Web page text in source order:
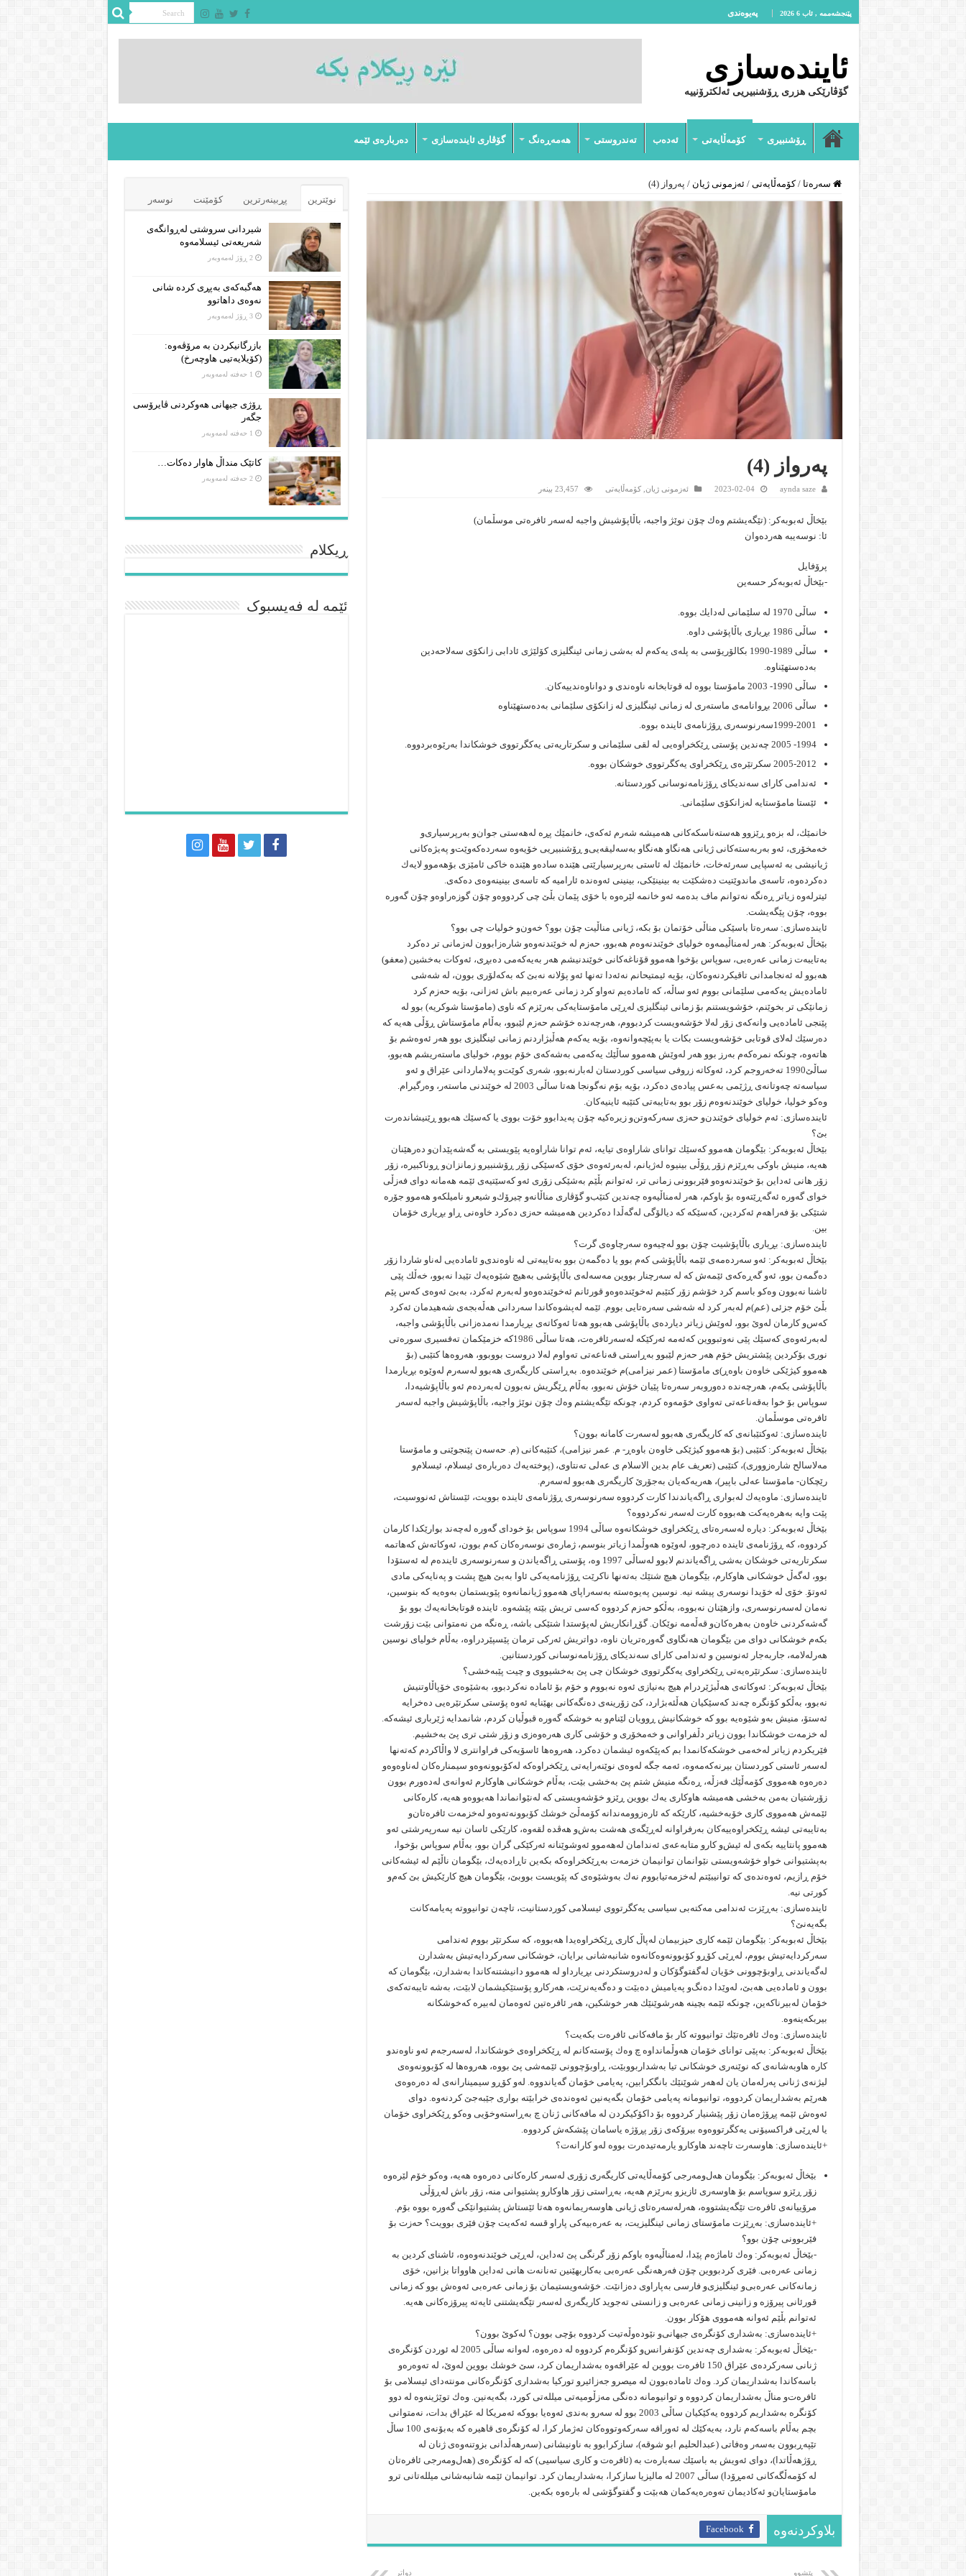
پێنجشەممە , ئاب 6 2026 پەیوەندى
ئایندەسازى
گۆڤارێکی هزری ڕۆشنبیریی ئەلکترۆنییە
ڕۆشنبیرى کۆمەڵایەتى ئەدەب تەندروستى هەمەڕەنگ گۆڤارى ئایندەسازى دەربارەى ئێمە
سەرەتا / کۆمەڵایەتى / ئەزمونى ژیان / په‌رواز (4)
په‌رواز (4)
aynda saze
2023-02-04 ئەزمونى ژیان ,کۆمەڵایەتى 23,457 بینەر
بێخاڵ ئه‌بوبه‌كر: (تێگه‌یشتم وه‌ك چۆن نوێژ واجبه‌، باڵاپۆشیش واجبه‌ له‌سه‌ر ئافره‌تى موسڵمان)
ئا: نوسه‌یبه‌ هه‌رده‌وان
پرۆفایل
-بێخاڵ ئه‌بوبه‌كر حسه‌ین
ساڵى 1970 له‌ سلێمانى له‌دایك بووه‌.
ساڵى 1986 بڕیارى باڵاپۆشى داوه‌.
ساڵى 1989-1990 بكالۆریۆسى به‌ پله‌ى یه‌كه‌م له‌ به‌شى زمانى ئینگلیزى كۆلێژى ئادابى زانكۆى سه‌لاحه‌دین
به‌ده‌ستهێناوه‌.
ساڵی 1990- 2003 مامۆستا بووه‌ له‌ قوتابخانه‌ ناوه‌ندی و دواناوه‌ندییه‌كان.
ساڵى 2006 بڕوانامه‌ى ماسته‌رى له‌ زمانى ئینگلیزى له‌ زانكۆى سلێمانى به‌ده‌ستهێناوه‌
1999-2001سه‌رنوسه‌رى ڕۆژنامه‌ى ئاینده‌ بووه‌.
1994- 2005 چه‌ندین پۆستی ڕێكخراوه‌یی له‌ لقی سلێمانی و سكرتاریه‌تی یه‌كگرتووى خوشكاندا به‌رێوه‌بردووه‌.
2005-2012 سكرتێره‌ى ڕێكخراوى یه‌كگرتووى خوشكان بووه‌.
ئه‌ندامى كاراى سه‌ندیكاى ڕۆژنامه‌نوسانى كوردستانه‌.
ئێستا مامۆستایه‌ له‌زانكۆى سلێمانى.
خانمێك، له‌ بزه‌و ڕێزوو هه‌سته‌ناسكه‌كانى هه‌میشه‌ شه‌رم ئه‌كه‌ى، خانمێك پڕه‌ له‌هه‌ستى جوان‌و به‌رپرسیارى‌و
خه‌مخۆرى، ئه‌و به‌ربه‌سته‌كانى ژیانى هه‌نگاو هه‌نگاو به‌سه‌لیقه‌یی‌و ڕۆشنبیریی خۆیه‌وه‌ سه‌رده‌كه‌وێت‌و په‌یژه‌كانى
ژیانیشى به‌ ئه‌سپایی سه‌رئه‌خات، خانمێك له‌ ئاستى به‌رپرسیارێتى هێنده‌ ساده‌و هێنده‌ خاكى ئامێزى بۆهه‌موو لایه‌ك
ده‌كرده‌وه‌، تاسه‌ى ماندوێتیت ده‌شكێت به‌ بینینێكى، بینینى ئه‌وه‌نده‌ ئارامیه‌ كه‌ تاسه‌ى بینینه‌وه‌ى ده‌كه‌ى.
ئیترله‌وه‌ زیاتر ڕه‌نگه‌ نه‌توانم ماف بده‌مه‌ ئه‌و خانمه‌ لێره‌وه‌ با خۆى پێمان بڵێ چى كردووه‌و چۆن گوزه‌راوه‌و چۆن گه‌وره‌
بووه‌، چۆن پێگه‌یشت.
ئاینده‌سازى: سه‌ره‌تا باسێكى مناڵى خۆتمان بۆ بكه‌، ژیانى مناڵیت چۆن بوو؟ خه‌ون‌و خولیات چى بوو؟
بێخاڵ ئه‌بوبه‌كر: هه‌ر له‌مناڵیمه‌وه‌ خولیاى خوێندنه‌وه‌م هه‌بوو، حه‌زم له‌ خوێندنه‌وه‌و شاره‌زابوون له‌زمانى تر ده‌كرد
به‌تایبه‌ت زمانى عه‌ره‌بى، سوپاس بۆخوا هه‌موو قۆناغه‌كانى خوێندنیشم هه‌ر به‌یه‌كه‌مى ده‌بڕى، ئه‌وكات به‌خشین (معفو)
هه‌بوو له‌ ئه‌نجامدانی تاقیكردنه‌وه‌كان، بۆیه‌ ئیمتیحانم نه‌ئه‌دا ته‌نها ئه‌و پۆلانه‌ نه‌بێ كه‌ به‌كه‌لۆرى بوون، له‌ شه‌شى
ئاماده‌یش یه‌كه‌مى سلێمانى بووم ئه‌و ساڵه‌، كه‌ ئاماده‌یم ته‌واو كرد زمانى عه‌ره‌بیم باش ئه‌زانى، بۆیه‌ حه‌زم كرد
زمانێكى تر بخوێنم، خۆشویستنم بۆ زمانى ئینگلیزى له‌ڕێى مامۆستایه‌كی به‌رێزم كه‌ ناوى (مامۆستا شوكریه‌) بوو له‌
پێنجى ئاماده‌یى وانه‌كه‌ى زۆر له‌لا خۆشه‌ویست كردبووم، هه‌رچه‌نده‌ خۆشم حه‌زم لێبوو، به‌ڵام مامۆستاش ڕۆڵى هه‌یه‌ كه‌
ده‌رسێك له‌لاى قوتابی خۆشه‌ویست بكات یا به‌پێچه‌وانه‌وه‌، بۆیه‌ یه‌كه‌م هه‌ڵبژاردنم زمانى ئینگلیزى بوو هه‌ر ئه‌وه‌شم بۆ
هاته‌وه‌، چونكه‌ نمره‌كه‌م به‌رز بوو هه‌ر له‌وێش هه‌موو ساڵێك یه‌كه‌مى به‌شه‌كه‌ى خۆم بووم، خولیاى ماسته‌ریشم هه‌بوو،
ساڵێ1990 ته‌خه‌روجم كرد، ئه‌وكاته‌ زروفى سیاسى كوردستان له‌بارنه‌بوو، شه‌رى كوێت‌و په‌لاماردانى عێراق ‌و ئه‌و
سیاسه‌ته‌ چه‌وتانه‌ى ڕژێمى به‌عس پیاده‌ى ده‌كرد، بۆیه‌ بۆم نه‌گونجا هه‌تا ساڵى 2003 له‌ خوێندنی ماسته‌ر، وه‌رگیرام.
وه‌كو خولیا، خولیاى خوێندنه‌وه‌م زۆر بوو به‌تایبه‌تى كتێبه‌ ئاینیه‌كان.
ئاینده‌سازى: ئه‌م خولیای خوێندن‌و حه‌زى سه‌ركه‌وتن‌و زیره‌كیه‌ چۆن په‌یدابوو خۆت بووى یا كه‌سێك هه‌بوو ڕێنیشانده‌رت
بێ؟
بێخاڵ ئه‌بوبه‌كر: بێگومان هه‌موو كه‌سێك تواناى شاراوه‌ى تیایه‌، ئه‌م توانا شاراوه‌یه‌ پێویستى به‌ گه‌شه‌پێدان‌و ده‌رهێنان
هه‌یه‌، منیش باوكى به‌ڕێزم زۆر ڕۆڵى بینیوه‌ له‌ژیانم، له‌به‌رئه‌وه‌ى خۆى كه‌سێكى زۆر ڕۆشنبیر‌و زمانزان‌و ڕوناكبیره‌، زۆر
زۆر هانى ئه‌داین بۆ خوێندنه‌وه‌‌و فێربوونى زمانى تر، ئه‌توانم بڵێم به‌شێكى زۆرى ئه‌و كه‌سێتیه‌ى ئێمه‌ هه‌مانه‌ دواى فه‌زڵى
خواى گه‌وره‌ ئه‌گه‌ڕێته‌وه‌ بۆ باوكم، هه‌ر له‌مناڵیه‌وه‌ چه‌ندین كتێب‌و گۆڤارى مناڵانه‌‌و چیرۆك‌و شیعر‌و نامیلكه‌‌و هه‌موو جۆره‌
شتێكى بۆ فه‌راهه‌م ئه‌كردین، كه‌سێكه‌ كه‌ دیالۆگى له‌گه‌ڵدا ده‌كردین هه‌میشه‌ حه‌زى ده‌كرد خاوه‌نى ڕاو بڕیارى خۆمان
بین.
ئاینده‌سازى: بڕیارى باڵاپۆشیت چۆن بوو له‌چیه‌وه‌ سه‌رچاوه‌ى گرت؟
بێخاڵ ئه‌بوبه‌كر: ئه‌و سه‌رده‌مه‌ى ئێمه‌ باڵاپۆشى كه‌م بوو یا ده‌گمه‌ن بوو به‌تایبه‌تى له‌ ناوه‌ندى‌و ئاماده‌یى له‌ناو شاردا زۆر
ده‌گمه‌ن بوو، ئه‌و گه‌ڕه‌كه‌ى ئێمه‌ش كه‌ له‌ سه‌رچنار بووین مه‌سه‌له‌ى باڵاپۆشى به‌هیچ شێوه‌یه‌ك تێیدا نه‌بوو، خه‌ڵك پێى
ئاشنا نه‌بوون وه‌كو باسم كرد خۆشم زۆر كتێبم ئه‌خوێنده‌وه‌‌و قورئانم ئه‌خوێنده‌وه‌‌و له‌به‌رم ئه‌كرد، به‌بێ ئه‌وه‌ى كه‌س پێم
بڵێ خۆم جزئى (عم)م له‌به‌ر كرد له‌ شه‌شى سه‌ره‌تایى بووم. ئێمه‌ له‌پشوه‌كاندا سه‌ردانى هه‌ڵه‌بجه‌ى شه‌هیدمان ئه‌كرد
كه‌س‌و كارمان له‌وێ بوو، له‌وێش زیاتر دیارده‌ى باڵاپۆشى هه‌بوو هه‌تا ئه‌وكاته‌ى بڕیارمدا نه‌مده‌زانى باڵاپۆشى واجبه‌،
له‌به‌رئه‌وه‌ى كه‌سێك پێى نه‌وتبووین كه‌ئه‌مه‌ ئه‌ركێكه‌ له‌سه‌رئافره‌ت، هه‌تا ساڵى 1986كه‌ خزمێكمان ته‌فسیرى سوره‌تى
نورى بۆكردین پێشتریش خۆم هه‌ر حه‌زم لێبوو به‌ڕاستى قه‌ناعه‌تى ته‌واوم له‌لا دروست بووبوو، هه‌روه‌ها كتێبی (بۆ
هه‌موو كیژێكى خاوه‌ن باوه‌ڕ)ی مامۆستا (عمر نیزامی)م خوێنده‌وه‌. به‌ڕاستى كاریگه‌رى هه‌بوو له‌سه‌رم له‌وێوه‌ بڕیارمدا
باڵاپۆشی بكه‌م، هه‌رچه‌نده‌ ده‌وروبه‌ر سه‌ره‌تا پێیان خۆش نه‌بوو، به‌ڵام ڕێگریش نه‌بوون له‌به‌رده‌م ئه‌و باڵاپۆشیه‌دا،
سوپاس بۆ خوا به‌قه‌ناعه‌تى ته‌واوى خۆمه‌وه‌ كردم، چونكه‌ تێگه‌یشتم وه‌ك چۆن نوێژ واجبه‌، باڵاپۆشیش واجبه‌ له‌سه‌ر
ئافره‌تى موسڵمان.
ئاینده‌سازى: ئه‌وكتێبانه‌ى كه‌ كاریگه‌رى هه‌بوو له‌سه‌رت كامانه‌ بوون؟
بێخاڵ ئه‌بوبه‌كر: كتێبى (بۆ هه‌موو كیژێكى خاوه‌ن باوه‌ڕ- م. عمر نیزامى)، كتێبه‌كانى (م. حه‌سه‌ن پێنجوێنى و مامۆستا
مه‌لاسالح شاره‌زوورى)، كتێبى (تعریف عام بدین الاسلام ى عه‌لی ته‌نتاوى، (پوخته‌یه‌ك ده‌رباره‌ى ئیسلام، ئیسلام‌و
رێچكان- مامۆستا عه‌لی باپیر)، هه‌ریه‌كه‌یان به‌جۆرێ كاریگه‌رى هه‌بوو له‌سه‌رم.
ئاینده‌سازى: ماوه‌یه‌ك له‌بوارى ڕاگه‌یاندندا كارت كردووه‌ سه‌رنوسه‌رى ڕۆژنامه‌ى ئاینده‌ بوویت، ئێستاش ئه‌نووسیت،
پێت وایه‌ به‌هره‌یه‌كت هه‌بووه‌ كارت له‌سه‌ر نه‌كردووه‌؟
بێخاڵ ئه‌بوبه‌كر: دیاره‌ له‌سه‌ره‌تاى ڕێكخراوی خوشكانه‌وه‌ ساڵى 1994 سوپاس بۆ خوداى گه‌وره‌ له‌چه‌ند بوارێكدا كارمان
كردووه‌، كه‌ ڕۆژنامه‌ى ئاینده‌ ده‌رچوو، له‌وێوه‌ هه‌وڵمدا زیاتر بنوسم، ژماره‌ى نوسه‌ره‌كان كه‌م بوون، ئه‌وكاته‌ش كه‌هاتمه‌
سكرتاریه‌تى خوشكان به‌شى ڕاگه‌یاندنم لابوو له‌ساڵى 1997 وه‌، پۆستى ڕاگه‌یاندن ‌و سه‌رنوسه‌رى ئاینده‌م له‌ ئه‌ستۆدا
بوو، له‌گه‌ڵ خوشكانى هاوكارم، بێگومان هیچ شتێك به‌ته‌نها ناكرێت ڕۆژنامه‌یه‌كى ئاوا به‌بێ هیچ پشت و په‌نایه‌كى مادى
ئه‌وتۆ. خۆی له‌ خۆیدا نوسه‌رى پیشه‌ نیه‌. نوسین په‌یوه‌سته‌ به‌سه‌راپاى هه‌موو ژیانمانه‌وه‌ پێویستمان به‌وه‌یه‌ كه‌ بنوسین،
نه‌مان له‌سه‌رنوسه‌رى، وازهێنان نه‌بووه‌، به‌ڵكو حه‌زم كردووه‌ كه‌سى تریش بێته‌ پێشه‌وه‌. ئاینده‌ قوتابخانه‌یه‌ك بوو بۆ
گه‌شه‌كردنى خاوه‌ن به‌هره‌كان‌و قه‌ڵه‌مه‌ نوێكان. گۆڕانكاریش له‌پۆستدا شتێكى باشه‌، ڕه‌نگه‌ من نه‌متوانى بێت زۆرشت
بكه‌م خوشكانى دواى من بێگومان هه‌نگاوى گه‌وره‌تریان ناوه‌، دواتریش ئه‌ركی ترمان پێسپێردراوه‌، به‌ڵام خولیاى نوسین
هه‌رله‌لامه‌، جاربه‌جار ئه‌نوسین و ئه‌ندامى كاراى سه‌ندیكاى ڕۆژنامه‌نوسانی كوردستانین.
ئاینده‌سازى: سكرتێره‌یه‌تى ڕێكخراوى یه‌كگرتووى خوشكان چى پێ به‌خشیووى ‌و چیت پێبه‌خشى؟
بێخاڵ ئه‌بوبه‌كر: ئه‌وكاته‌ی هه‌ڵبژێردرام هیچ به‌نیازى ئه‌وه‌ نه‌بووم و خۆم بۆ ئاماده‌ نه‌كردبوو، به‌شێوه‌ى خۆپاڵاوتنیش
نه‌بوو، به‌ڵكو كۆنگره‌ چه‌ند كه‌سێكیان هه‌ڵئه‌بژارد، كێ زۆرینه‌ى ده‌نگه‌كانى بهێنایه‌ ئه‌وه‌ پۆستی سكرتێره‌یی ده‌خرایه‌
ئه‌ستۆ، منیش به‌و شێوه‌یه‌ بوو كه‌ خوشكانیش ڕوویان لێنام‌و به‌ خوشكه‌ گه‌وره‌ قبوڵیان كردم، شانمدایه‌ ژێربارى ئیشه‌كه‌.
له‌ خزمه‌ت خوشكاندا بوون زیاتر دڵفراوانى و خه‌مخۆری و خۆشی كارى هه‌ره‌وه‌زی و زۆر شتی ترى پێ به‌خشیم.
فێریكردم زیاتر له‌خه‌مى خوشكه‌كانمدا بم كه‌پێكه‌وه‌ ئیشمان ده‌كرد، هه‌روه‌ها ئاسۆیه‌كى فراوانتری لا واڵاكردم كه‌ته‌نها
له‌سه‌ر ئاستی كوردستان بیرنه‌كه‌مه‌وه‌، ئه‌مه‌ جگه‌ له‌وه‌ى نوێنه‌رایه‌تى ڕێكخراوه‌كه‌ له‌كۆبوونه‌وه‌‌و سیمناره‌كان له‌ناوه‌وه‌‌و
ده‌ره‌وه‌ هه‌مووى كۆمه‌ڵێك فه‌زڵه‌، ڕه‌نگه‌ منیش شتم پێ به‌خشى بێت، به‌ڵام خوشكانى هاوكارم ئه‌وانه‌ى له‌ده‌ورم بوون
زۆرشتیان به‌من به‌خشى هه‌میشه‌ هاوكارى یه‌ك بووین ڕێز‌و خۆشه‌ویستى كه‌ له‌نێوانماندا هه‌بووه‌‌و هه‌یه‌، كاره‌كانى
ئێمه‌ش هه‌مووى كارى خۆبه‌خشیه‌، كارێكه‌ كه‌ ئاره‌زوومه‌ندانه‌ كۆمه‌ڵێ خوشك كۆبوونه‌ته‌وه‌‌و له‌خزمه‌ت ئافره‌تان‌و
به‌تایبه‌تى ئیشه‌ ڕێكخراوه‌ییه‌كان به‌رفراوانه‌ له‌ڕێگه‌ى هه‌شت به‌ش‌و هه‌ڤده‌ لقه‌وه‌، كارێكى ئاسان نیه‌ سه‌رپه‌رشتى ئه‌و
هه‌موو پانتاییه‌ بكه‌ى له‌ ئیش‌و كار‌و متابه‌عه‌ى ئه‌ندامان له‌هه‌موو ئه‌وشوێنانه‌ ئه‌ركێكى گران بوو، به‌ڵام سوپاس بۆخوا،
به‌پشتیوانى خوا‌و خۆشه‌ویستى نێوانمان توانیمان خزمه‌ت به‌ڕێكخراوه‌كه‌ بكه‌ین تاڕاده‌یه‌ك، بێگومان ناڵێم له‌ ئیشه‌كانى
خۆم ڕازیم، ئه‌وه‌نده‌ى كه‌ توانیبێتم له‌خزمه‌تیابووم نه‌ك به‌وشێوه‌ى كه‌ پێویست بووبێ، بێگومان هیچ كارێكیش بێ كه‌م‌و
كورتى نیه‌.
ئاینده‌سازى: به‌ڕێزت ئه‌ندامى مه‌كته‌بى سیاسى یه‌كگرتووى ئیسلامى كوردستانیت، تاچه‌ن توانیووته‌ په‌یامه‌كانت
بگه‌یه‌نێ؟
بێخاڵ ئه‌بوبه‌كر: بێگومان ئێمه‌ كارى حیزبیمان له‌پاڵ كارى ڕێكخراوه‌یدا هه‌بووه‌، كه‌ سكرتێر بووم ئه‌ندامى
سه‌ركردایه‌تیش بووم، له‌ڕێى كۆڕ‌و كۆبوونه‌وه‌كانه‌وه‌ شانبه‌شانى برایان، خوشكانى سه‌ركردایه‌تیش به‌شدارن
له‌گه‌یاندنى ڕا‌وبۆچوونى خۆیان له‌گفتوگۆكان و له‌دروستكردنى بڕیارداو له‌ هه‌موو دانیشتنه‌كاندا به‌شدارن، بێگومان كه‌
بوون و ئاماده‌یی هه‌بێ، له‌وێدا ده‌نگ‌و په‌یامیش ده‌بێت و ده‌گه‌یه‌نرێت، هه‌ركارو پۆستێكیشمان لابێت، به‌شه‌ تایبه‌ته‌كه‌ى
خۆمان له‌بیرناكه‌ین، چونكه‌ ئێمه‌ بچینه‌ هه‌رشوێنێك هه‌ر خوشكین، هه‌ر ئافره‌تین ئه‌وه‌مان له‌بیره‌ كه‌خوشكانه‌
بیربكه‌ینه‌وه‌.
ئاینده‌سازى: وه‌ك ئافره‌تێك توانیووته‌ كار بۆ مافه‌كانى ئافره‌ت بكه‌یت؟
بێخاڵ ئه‌بوبه‌كر: به‌پێى تواناى خۆمان هه‌وڵمانداوه‌ چ وه‌ك پۆسته‌كانم له‌ ڕێكخراوه‌ى خوشكاندا، له‌سه‌رجه‌م ئه‌و ناوه‌ندو
كاره‌ هاوبه‌شانه‌ى كه‌ نوێنه‌رى خوشكانی تیا به‌شداربووبێت، ڕاوبۆچوونى ئێمه‌شى پێ بووه‌، هه‌روه‌ها له‌ كۆبوونه‌وه‌ى
لیژنه‌ى ژنانی په‌رله‌مان یان له‌هه‌ر شوێنێك بانگكرابین، په‌یامى خۆمان گه‌یاندووه‌. له‌و كۆڕ‌و سیمینارانه‌ى له‌ ده‌ره‌وه‌ى
هه‌رێم به‌شداریمان كردووه‌، توانیومانه‌ په‌یامى خۆمان بگه‌یه‌نین ئه‌وه‌نده‌ى خرابێته‌ بوارى جێبه‌جێ كردنه‌وه‌. دواى
ئه‌وه‌ش ئێمه‌ پڕۆژه‌مان زۆر پێشنیار كردووه‌ بۆ داكۆكیكردن له‌ مافه‌كانى ژنان چ به‌ڕاسته‌‌وخۆیى وه‌كو ڕێكخراوى خۆمان
یا له‌ڕێى فراكسیۆنى یه‌كگرتووه‌وه‌ بیرۆكه‌ى زۆر پڕۆژه‌ یاسامان پێشكه‌ش كردووه‌.
+ئاینده‌سازى: هاوسه‌رت تاچه‌ند هاوكار‌و یارمه‌تیده‌رت بووه‌ له‌و كارانه‌ت؟
بێخاڵ ئه‌بوبه‌كر: بێگومان هه‌ل‌ومه‌رجى كۆمه‌ڵایه‌تى كاریگه‌رى زۆرى له‌سه‌ر كاره‌كانی ده‌ره‌وه‌ هه‌یه‌، وه‌كو خۆم لێره‌وه‌
زۆر ڕێز‌و سوپاسم بۆ هاوسه‌رى ئازیزو به‌رێزم هه‌یه‌، به‌ڕاستى زۆر هاوكار‌و پشتیوانى منه‌، زۆر باش له‌ڕۆڵى
مرۆییانه‌ى ئافره‌ت تێگه‌یشتووه‌، هه‌رله‌سه‌ره‌تاى ژیانى هاوسه‌ریمانه‌وه‌ هه‌تا ئێستاش پشتیوانێكى گه‌وره‌ بووه‌ بۆم.
+ئاینده‌سازى: به‌ڕێزت مامۆستاى زمانى ئینگلیزیت، به‌ عه‌ره‌بیه‌كى پارا‌و قسه‌ ئه‌كه‌یت چۆن فێرى بوویت؟ حه‌زت بۆ
فێربوونى چۆن بوو؟
-بێخاڵ ئه‌بوبه‌كر: وه‌ك ئاماژه‌م پێدا، له‌مناڵیه‌وه‌ باوكم زۆر گرنگى پێ ئه‌داین، له‌ڕێی خوێندنه‌وه‌وه‌، ئاشنای كردین به‌
زمانى عه‌ره‌بی. فێرى كردبووین چۆن فه‌رهه‌نگى عه‌ره‌بى به‌كاربهێنین ته‌نانه‌ت هانى ئه‌داین هاوواتا بزانین، خۆى
زمانه‌كانی عه‌ره‌بى‌و ئینگلیزى‌و فارسی به‌پاراوى ده‌زانێت. خۆشه‌ویستیمان بۆ زمانى عه‌ره‌بى ئه‌وه‌ش بوو كه‌ زمانى
قورئانى پیرۆزه‌ و زانینی زمانی عه‌ره‌بی و زانستی ته‌جوید كاریگه‌رى له‌سه‌ر تێگه‌یشتنی ئایه‌ته‌ پیرۆزه‌كانی هه‌یه‌.
ئه‌توانم بڵێم ئه‌وانه‌ هه‌مووى هۆكار بوون.
+ئاینده‌سازى: به‌شدارى كۆنگره‌ى جیهانى‌و نێوده‌وڵه‌تیت كردووه‌ بۆچى بوون؟ له‌كوێ بوون؟
-بێخاڵ ئه‌بوبه‌كر: به‌شدارى چه‌ندین كۆنفرانس‌و كۆنگره‌م كردووه‌ له‌ ده‌ره‌وه‌، له‌وانه‌ ساڵى 2005 له‌ ئوردن كۆنگره‌ى
ژنانى سه‌ركرده‌ى عێراق 150 ئافره‌ت بووین له‌ عێراقه‌وه‌ به‌شداریمان كرد، سێ خوشك بووین له‌وێ، له‌ ته‌وه‌ره‌و
باسه‌كاندا به‌شداریمان كرد. وه‌ك ئاماده‌بوون له‌ میصر‌و جه‌زائیر‌و توركیا به‌شدارى كۆنگره‌كانى مونته‌داى ئیسلامى بۆ
ئافره‌ت‌و مناڵ به‌شداریمان كردووه‌ و توانیومانه‌ ده‌نگی مه‌زڵومیه‌تى میلله‌تى كورد، بگه‌یه‌نین. وه‌ك توێژینه‌وه‌ له‌ دوو
كۆنگره‌ به‌شداریم كردووه‌ یه‌كێكیان ساڵى 2003 بوو له‌ سه‌ر‌و به‌ندى ئه‌وه‌یا بووكه‌ ئه‌مریكا له‌ عێراق بدات، نه‌متوانى
بچم به‌ڵام باسه‌كه‌م نارد، به‌یه‌كێك له‌ ئه‌وراقه‌ سه‌ركه‌وتووه‌كان ئه‌ژمار كرا، له‌ كۆنگره‌ى قاهیره‌ كه‌ به‌بۆنه‌ى 100 ساڵ
تێپه‌ڕبوون به‌سه‌ر وه‌فاتى (عبدالحلیم ابو شوقه‌)، سازكرابوو به‌ ناونیشانی (سه‌رهه‌ڵدانى بزوتنه‌وه‌ى ژنان له‌
ڕۆژهه‌ڵاتدا)، دواى ئه‌ویش به‌ باسێك سه‌باره‌ت به‌ (ئافره‌ت و كارى سیاسیی) كه‌ له‌ كۆنگره‌ى (هه‌ل‌ومه‌رجى ئافره‌تان
له‌ كۆمه‌ڵگه‌كانى ئه‌مڕۆدا) ساڵى 2007 له‌ مالیزیا سازكرا، به‌شداریمان كرد. توانیمان ئێمه‌ شانبه‌شانى میلله‌تانى تر‌و
مامۆستایان‌و ئه‌كادیمان ته‌وه‌ره‌یه‌كمان هه‌بێت و گفتوگۆشى له‌ باره‌وه‌ بكه‌ین.
بلاوکردنەوە Facebook
پێشوو دواتر
نوێترین پڕبینەرترین کۆمێنت نوسەر
شیردانی سروشتی لەڕوانگەی
شەریعەتی ئیسلامەوە
2 ڕۆژ لەمەوبەر
هەگبەکەی بەپڕی کردە شانی
نەوەی داهاتوو
3 ڕۆژ لەمەوبەر
بازرگانیکردن بە مرۆڤەوە:
(کۆیلایەتیی هاوچەرخ)
1 حەفتە لەمەوبەر
ڕۆژی جیهانی هەوکردنی ڤایرۆسی
جگەر
1 حەفتە لەمەوبەر
کاتێک منداڵ هاوار دەکات…
2 حەفتە لەمەوبەر
ڕیکلام
ئێمە لە فەیسبوک